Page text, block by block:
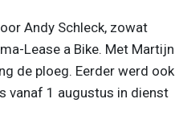
Andy Schleck, zowat
Lease a Bike. Met Martijn
de ploeg. Eerder werd ook
vanaf 1 augustus in dienst